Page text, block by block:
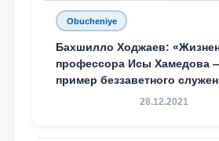
Obucheniye
Бахшилло Ходжаев:
профессора Исы Хамедова
пример беззаветного
Родине и воспитанию
28.12.2021